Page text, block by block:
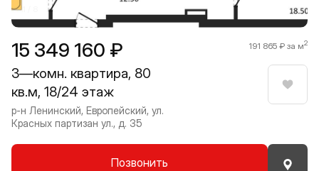
15 349 160 ₽ 191 865 ₽ за м2
3—комн. квартира, 80
кв.м, 18/24 этаж
р-н Ленинский, Европейский, ул.
Красных партизан ул., д. 35
Позвонить